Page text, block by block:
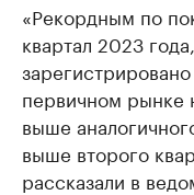
«Рекордным по
квартал 2023
первичном рынке
выше
выше второго
рассказали в